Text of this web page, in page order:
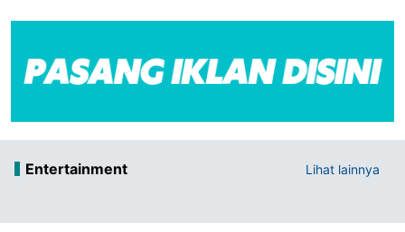
Entertainment Lihat lainnya